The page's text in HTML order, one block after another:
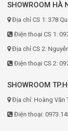
SHOWROOM HÀ
Địa chỉ CS 1: 378
Điện thoại CS 1:
Địa chỉ CS 2:
Điện thoại CS 2:
SHOWROOM
Địa chỉ: Hoàng Văn
Điện thoại: